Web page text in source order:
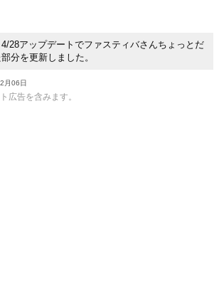
28アップデートでファスティバさんちょっとだ
分を更新しました。
月06日
広告を含みます。